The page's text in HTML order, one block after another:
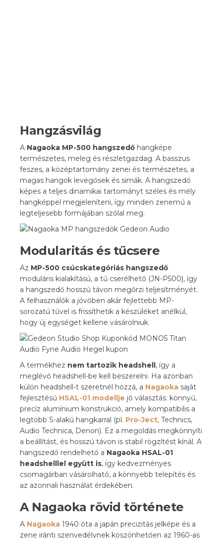
Hangzásvilág
A Nagaoka MP-500 hangszedő hangképe
természetes, meleg és részletgazdag. A basszus
feszes, a középtartomány zenei és természetes, a
magas hangok levegősek és simák. A hangszedő
képes a teljes dinamikai tartományt széles és mély
hangképpel megjeleníteni, így minden zenemű a
legteljesebb formájában szólal meg.
Modularitás és tűcsere
Az MP-500 csúcskategóriás hangszedő
moduláris kialakítású, a tű cserélhető (JN-P500), így
a hangszedő hosszú távon megőrzi teljesítményét.
A felhasználók a jövőben akár fejlettebb MP-
sorozatú tűvel is frissíthetik a készüléket anélkül,
hogy új egységet kellene vásárolniuk.
A termékhez nem tartozik headshell, így a
meglévő headshell-be kell beszerelni. Ha azonban
külön headshell-t szeretnél hozzá, a Nagaoka saját
fejlesztésű HSAL-01 modellje jó választás: könnyű,
precíz alumínium konstrukció, amely kompatibilis a
legtöbb S-alakú hangkarral (pl. Pro-Ject, Technics,
Audio Technica, Denon). Ez a megoldás megkönnyíti
a beállítást, és hosszú távon is stabil rögzítést kínál. A
hangszedő rendelhető a Nagaoka HSAL-01
headshelllel együtt is, így kedvezményes
csomagárban vásárolható, a könnyebb telepítés és
az azonnali használat érdekében.
A Nagaoka rövid története
A Nagaoka 1940 óta a japán precizitás jelképe és a
zene iránti szenvedélynek köszönhetően az 1960-as